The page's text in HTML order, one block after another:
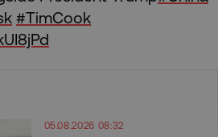
#TimCook
05.08.2026 08:32